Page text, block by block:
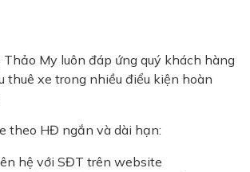
My luôn đáp ứng quý khách hàng
thuê xe trong nhiều điểu kiện hoàn
theo HĐ ngắn và dài hạn:
hệ với SĐT trên website